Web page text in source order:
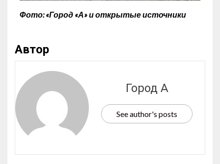
Фото: «Город «А» и открытые источники
Автор
Город А
See author's posts